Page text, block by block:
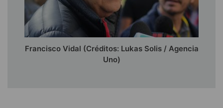
Francisco Vidal (Créditos: Lukas Solis / Agencia
Uno)